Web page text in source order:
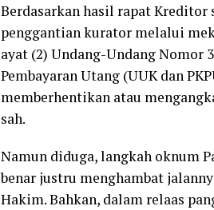
Berdasarkan hasil rapat
penggantian kurator melalui
ayat (2) Undang-Undang Nomor
Pembayaran Utang (UUK dan
memberhentikan atau
sah.
Namun diduga, langkah oknum
benar justru menghambat
Hakim. Bahkan, dalam relaas